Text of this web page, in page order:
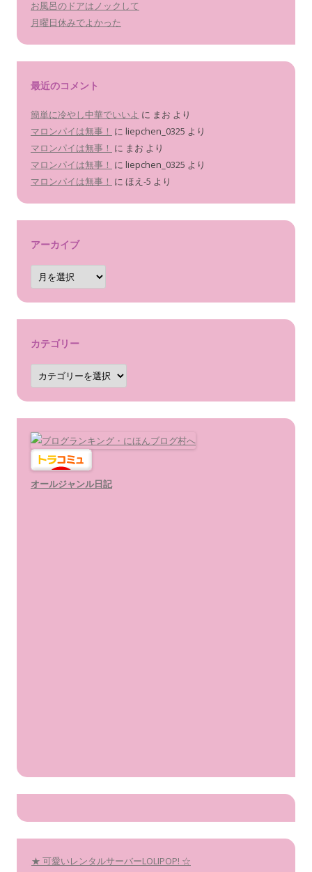
お風呂のドアはノックして
月曜日休みでよかった
最近のコメント
簡単に冷やし中華でいいよ に まお より
マロンパイは無事！ に liepchen_0325 より
マロンパイは無事！ に まお より
マロンパイは無事！ に liepchen_0325 より
マロンパイは無事！ に ほえ-5 より
アーカイブ
ア
ー
カ
カテゴリー
カ
テ
ゴ
オールジャンル日記
★ 可愛いレンタルサーバーLOLIPOP! ☆